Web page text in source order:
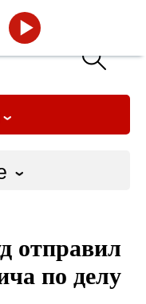
отправил
по делу